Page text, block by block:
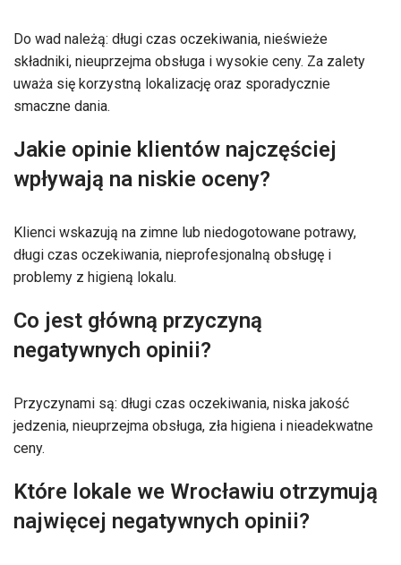
Do wad należą: długi czas oczekiwania, nieświeże
składniki, nieuprzejma obsługa i wysokie ceny. Za zalety
uważa się korzystną lokalizację oraz sporadycznie
smaczne dania.
Jakie opinie klientów najczęściej
wpływają na niskie oceny?
Klienci wskazują na zimne lub niedogotowane potrawy,
długi czas oczekiwania, nieprofesjonalną obsługę i
problemy z higieną lokalu.
Co jest główną przyczyną
negatywnych opinii?
Przyczynami są: długi czas oczekiwania, niska jakość
jedzenia, nieuprzejma obsługa, zła higiena i nieadekwatne
ceny.
Które lokale we Wrocławiu otrzymują
najwięcej negatywnych opinii?